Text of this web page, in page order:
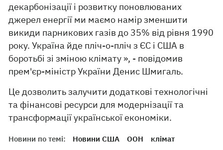
декарбонізації і розвитку поновлюваних
джерел енергії ми маємо намір зменшити
викиди парникових газів до 35% від рівня 1990
року. Україна йде пліч-о-пліч з ЄС і США в
боротьбі зі зміною клімату », - повідомив
прем'єр-міністр України Денис Шмигаль.
Це дозволить залучити додаткові технологічні
та фінансові ресурси для модернізації та
трансформації української економіки.
Новини по темі: Новини США ООН клімат